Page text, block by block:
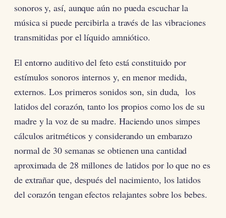
sonoros y, así, aunque aún no pueda escuchar la
música si puede percibirla a través de las vibraciones
transmitidas por el líquido amniótico.
El entorno auditivo del feto está constituido por
estímulos sonoros internos y, en menor medida,
externos. Los primeros sonidos son, sin duda, los
latidos del corazón, tanto los propios como los de su
madre y la voz de su madre. Haciendo unos simpes
cálculos aritméticos y considerando un embarazo
normal de 30 semanas se obtienen una cantidad
aproximada de 28 millones de latidos por lo que no es
de extrañar que, después del nacimiento, los latidos
del corazón tengan efectos relajantes sobre los bebes.